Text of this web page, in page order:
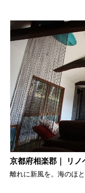
京都府相楽郡｜ リノ
離れに新風を。海のほ